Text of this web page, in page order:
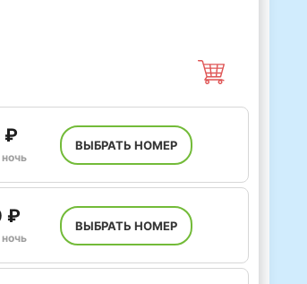
₽ ВЫБРАТЬ НОМЕР
₽ ВЫБРАТЬ НОМЕР